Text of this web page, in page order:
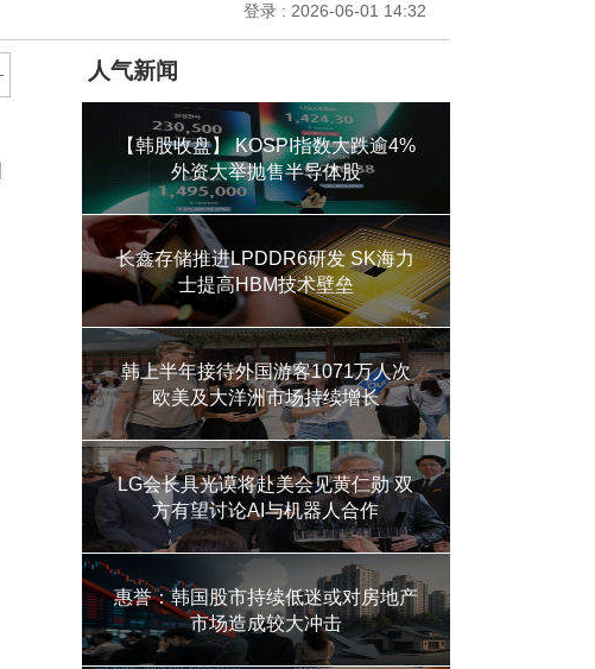
登录 : 2026-06-01 14:32
人气新闻
【韩股收盘】 KOSPI指数大跌逾4%
外资大举抛售半导体股
长鑫存储推进LPDDR6研发 SK海力
士提高HBM技术壁垒
韩上半年接待外国游客1071万人次
欧美及大洋洲市场持续增长
LG会长具光谟将赴美会见黄仁勋 双
方有望讨论AI与机器人合作
惠誉：韩国股市持续低迷或对房地产
市场造成较大冲击